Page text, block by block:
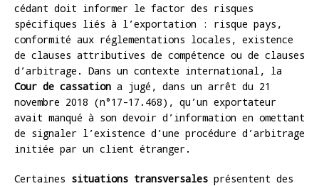
cédant doit informer le factor des risques
spécifiques liés à l’exportation : risque pays,
conformité aux réglementations locales, existence
de clauses attributives de compétence ou de clauses
d’arbitrage. Dans un contexte international, la
Cour de cassation a jugé, dans un arrêt du 21
novembre 2018 (n°17-17.468), qu’un exportateur
avait manqué à son devoir d’information en omettant
de signaler l’existence d’une procédure d’arbitrage
initiée par un client étranger.
Certaines situations transversales présentent des